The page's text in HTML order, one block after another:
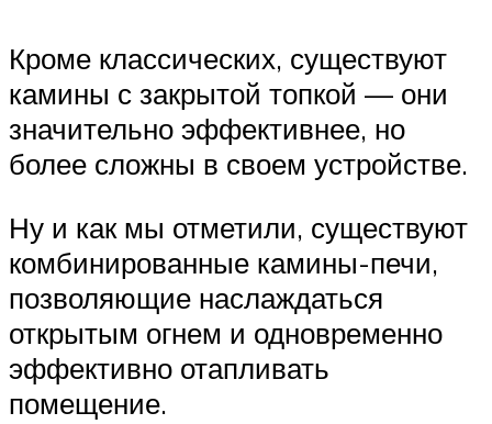
Кроме классических, существуют
камины с закрытой топкой — они
значительно эффективнее, но
более сложны в своем устройстве.
Ну и как мы отметили, существуют
комбинированные камины-печи,
позволяющие наслаждаться
открытым огнем и одновременно
эффективно отапливать
помещение.